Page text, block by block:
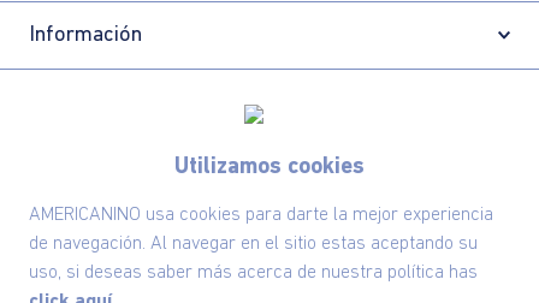
Utilizamos cookies
AMERICANINO usa cookies para darte la mejor experiencia
de navegación. Al navegar en el sitio estas aceptando su
uso, si deseas saber más acerca de nuestra política has
Información